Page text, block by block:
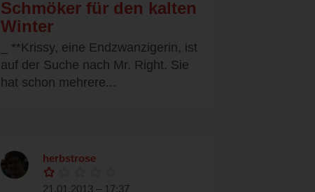
Schmöker für den kalten
Winter
_ **Krissy, eine Endzwanzigerin, ist
auf der Suche nach Mr. Right. Sie
hat schon mehrere...
herbstrose
21.01.2013 – 17:37